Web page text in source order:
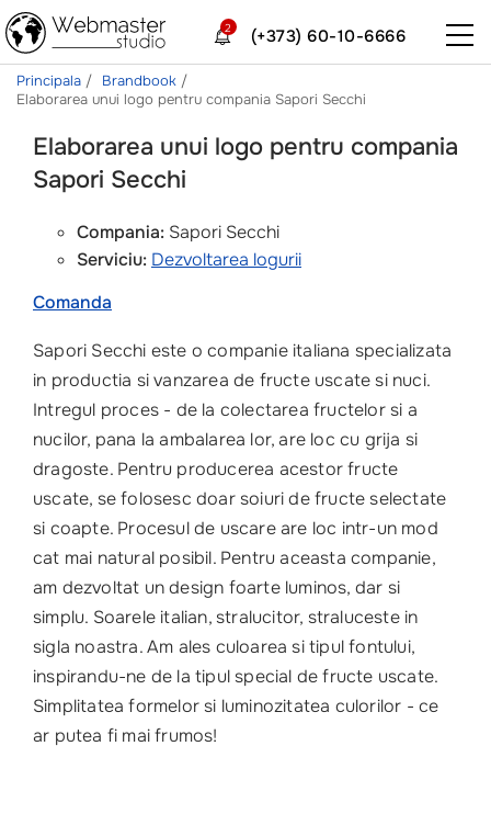
(+373) 60-10-6666
2
Principala
Brandbook
Elaborarea unui logo pentru compania Sapori Secchi
Elaborarea unui logo pentru compania
Sapori Secchi
Compania: Sapori Secchi
Serviciu: Dezvoltarea logurii
Comanda
Sapori Secchi este o companie italiana specializata
in productia si vanzarea de fructe uscate si nuci.
Intregul proces - de la colectarea fructelor si a
nucilor, pana la ambalarea lor, are loc cu grija si
dragoste. Pentru producerea acestor fructe
uscate, se folosesc doar soiuri de fructe selectate
si coapte. Procesul de uscare are loc intr-un mod
cat mai natural posibil. Pentru aceasta companie,
am dezvoltat un design foarte luminos, dar si
simplu. Soarele italian, stralucitor, straluceste in
sigla noastra. Am ales culoarea si tipul fontului,
inspirandu-ne de la tipul special de fructe uscate.
Simplitatea formelor si luminozitatea culorilor - ce
ar putea fi mai frumos!